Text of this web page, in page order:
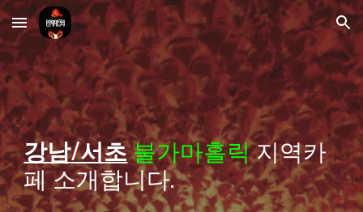
Skip to main content Skip to navigation
강남/서초불가마홀릭지역카
페 소개합니다.